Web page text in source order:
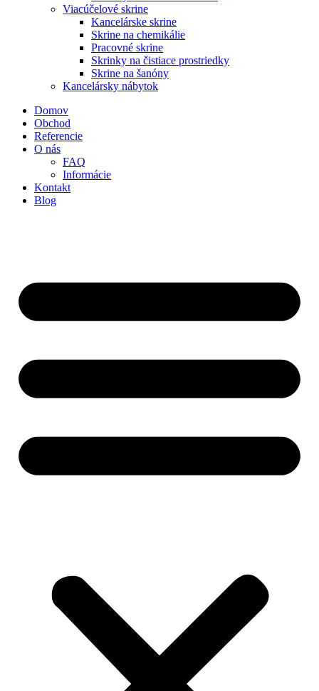
Viacúčelové skrine
Kancelárske skrine
Skrine na chemikálie
Pracovné skrine
Skrinky na čistiace prostriedky
Skrine na šanóny
Kancelársky nábytok
Domov
Obchod
Referencie
O nás
FAQ
Informácie
Kontakt
Blog